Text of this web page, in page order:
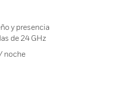
y presencia
de 24 GHz
noche